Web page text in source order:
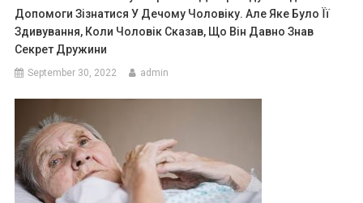
Допомоги Зізнатися У Дечому Чоловіку. Але Яке Було Її
Здивування, Коли Чоловік Сказав, Що Він Давно Знав
Секрет Дружини
September 30, 2022 admin